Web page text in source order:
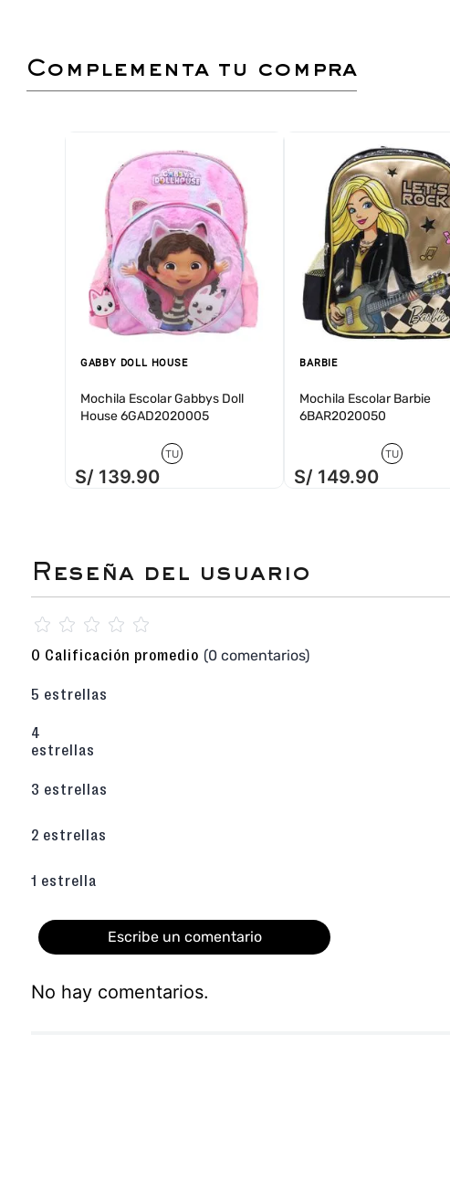
funcional. Elaborada en textil ligero y transpirable,
cómodo gracias a los elásticos en el empeine, que
pasadores tradicionales, permitiendo mayor
Interior textil que asegura suavidad al
Plantilla:Composición de sintético y textil, con
mayor confort.
Planta:PHYLON sintético, antideslizante,
capacidad de amortiguación.
Diseño:Incluye bandas elásticas en el empeine,
pasadores para un calce práctico.
Color:Lila, ideal para outfits con leggings, faldas
polos color pastel.
Uso recomendado: Perfecta para salidas
escuela o actividades extracurriculares.
Descubre más zapatillas para niña aquí
complementa tu compra
GABBY DOLL HOUSE
Mochila Escolar Gabbys Doll
House 6GAD2020005
TU
S/ 139.90
BARBIE
Mochila Escolar Barbie
6BAR2020050
TU
S/ 149.90
☆ ☆ ☆ ☆ ☆
0 Calificación promedio (0 comentarios)
5 estrellas
4
estrellas
3 estrellas
2 estrellas
1 estrella
Escribe un comentario
No hay comentarios.